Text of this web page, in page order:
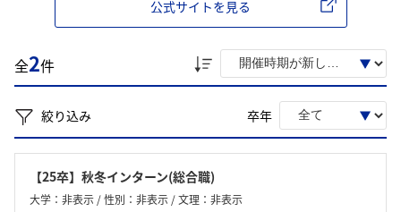
公式サイトを見る
全2件
絞り込み 卒年
【25卒】秋冬インターン(総合職)
大学：非表示 / 性別：非表示 / 文理：非表示